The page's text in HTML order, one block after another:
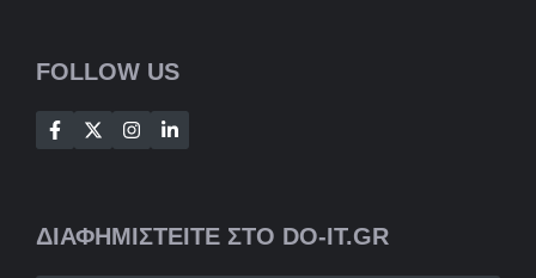
FOLLOW US
ΔΙΑΦΗΜΙΣΤΕΙΤΕ ΣΤΟ DO-IT.GR